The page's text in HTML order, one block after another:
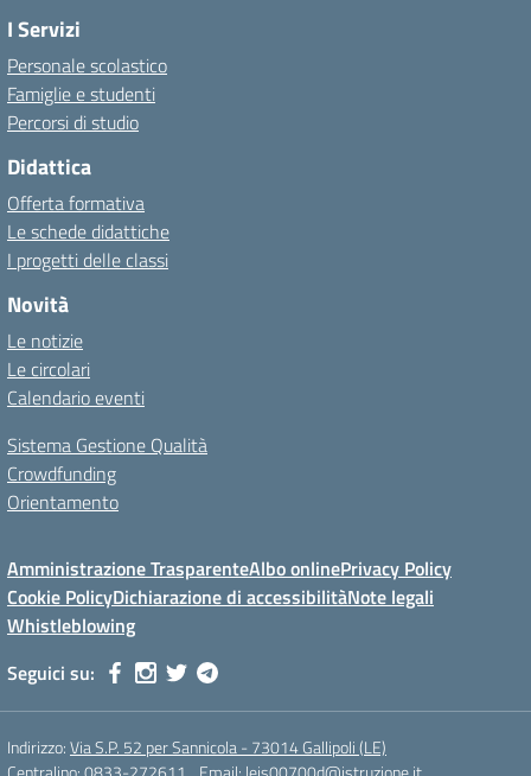
I Servizi
Personale scolastico
Famiglie e studenti
Percorsi di studio
Didattica
Offerta formativa
Le schede didattiche
I progetti delle classi
Novità
Le notizie
Le circolari
Calendario eventi
Sistema Gestione Qualità
Crowdfunding
Orientamento
Amministrazione TrasparenteAlbo onlinePrivacy Policy
Cookie PolicyDichiarazione di accessibilitàNote legali
Whistleblowing
Seguici su:
Indirizzo:Via S.P. 52 per Sannicola - 73014 Gallipoli (LE)